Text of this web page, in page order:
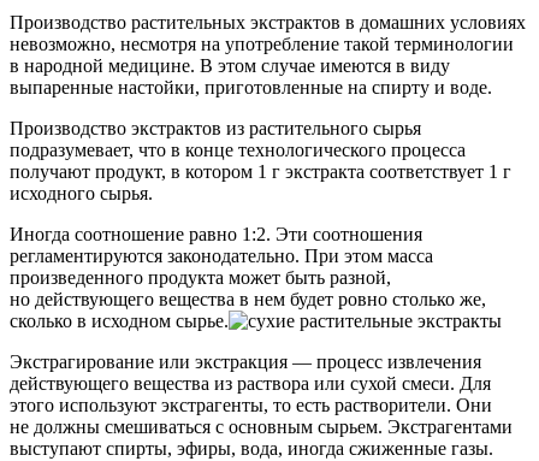
Производство растительных экстрактов в домашних условиях
невозможно, несмотря на употребление такой терминологии
в народной медицине. В этом случае имеются в виду
выпаренные настойки, приготовленные на спирту и воде.
Производство экстрактов из растительного сырья
подразумевает, что в конце технологического процесса
получают продукт, в котором 1 г экстракта соответствует 1 г
исходного сырья.
Иногда соотношение равно 1:2. Эти соотношения
регламентируются законодательно. При этом масса
произведенного продукта может быть разной,
но действующего вещества в нем будет ровно столько же,
сколько в исходном сырье.
Экстрагирование или экстракция — процесс извлечения
действующего вещества из раствора или сухой смеси. Для
этого используют экстрагенты, то есть растворители. Они
не должны смешиваться с основным сырьем. Экстрагентами
выступают спирты, эфиры, вода, иногда сжиженные газы.